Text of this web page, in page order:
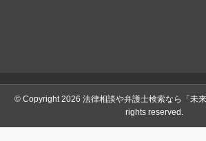
© Copyright 2026 法律相談や弁護士検索なら「未
rights reserved.